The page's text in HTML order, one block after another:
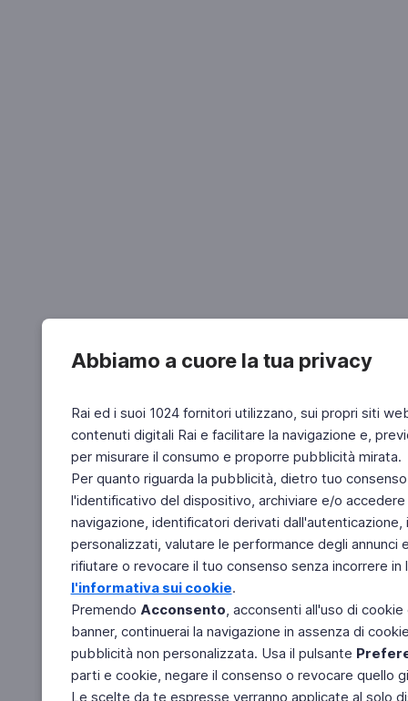
Abbiamo a cuore la tua privacy
Rai ed i suoi 1024 fornitori utilizzano, sui propri siti
contenuti digitali Rai e facilitare la navigazione e,
per misurare il consumo e proporre pubblicità mirata.
Per quanto riguarda la pubblicità, dietro tuo
l'identificativo del dispositivo, archiviare e/o
navigazione, identificatori derivati
personalizzati, valutare le performance degli
rifiutare o revocare il tuo consenso senza incorrere
l'informativa sui cookie.
Premendo Acconsento, acconsenti all'uso di
banner, continuerai la navigazione in assenza di
pubblicità non personalizzata. Usa il pulsante
parti e cookie, negare il consenso o revocare quello
Le scelte da te espresse verranno applicate al solo